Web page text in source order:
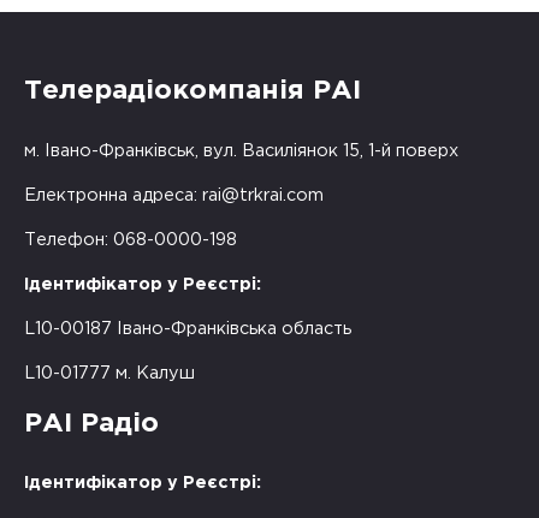
Телерадіокомпанія РАІ
м. Івано-Франківськ, вул. Василіянок 15, 1-й поверх
Електронна адреса: rai@trkrai.com
Телефон: 068-0000-198
Ідентифікатор у Реєстрі:
L10-00187 Івано-Франківська область
L10-01777 м. Калуш
РАІ Радіо
Ідентифікатор у Реєстрі: